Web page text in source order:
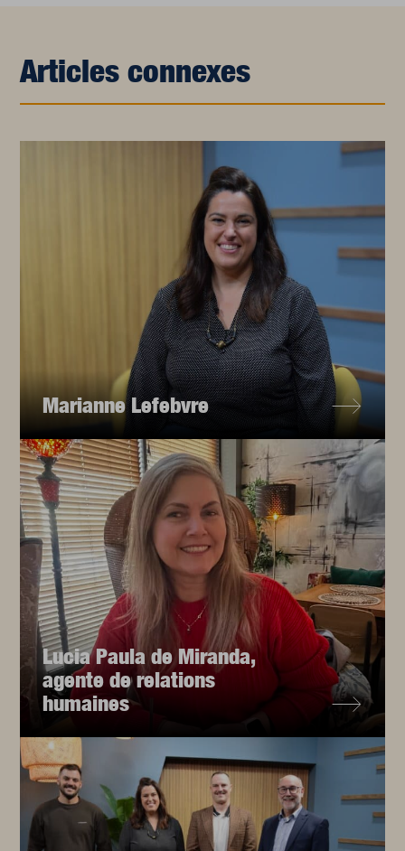
Articles connexes
Marianne Lefebvre
Lucia Paula de Miranda,
agente de relations
humaines